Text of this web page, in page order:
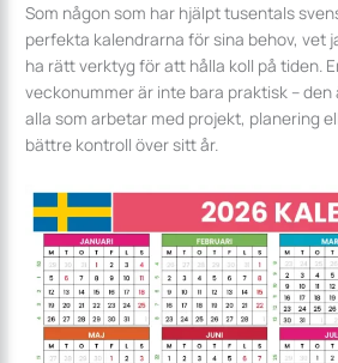
Som någon som har hjälpt tusentals
perfekta kalendrarna för sina behov, vet
ha rätt verktyg för att hålla koll på tiden.
veckonummer är inte bara praktisk –
alla som arbetar med projekt, planering
bättre kontroll över sitt år.